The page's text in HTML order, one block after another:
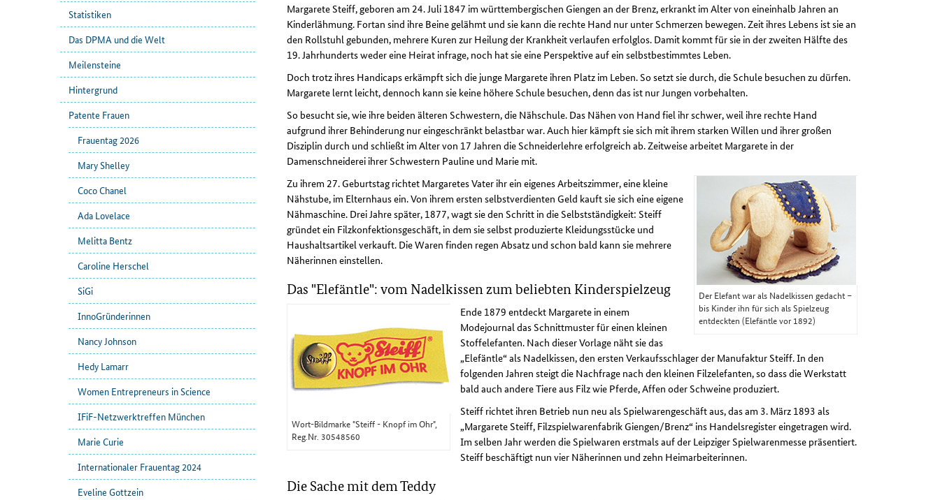
Statistiken
Das DPMA und die Welt
Meilensteine
Hintergrund
Patente Frauen
Frauentag 2026
Mary Shelley
Coco Chanel
Ada Lovelace
Melitta Bentz
Caroline Herschel
SiGi
InnoGründerinnen
Nancy Johnson
Hedy Lamarr
Women Entrepreneurs in Science
IFiF-Netzwerktreffen München
Marie Curie
Internationaler Frauentag 2024
Eveline Gottzein
Margarete Steiff, geboren am 24. Juli 1847 im württembergischen Giengen an der Brenz, erkrankt im Alter von eineinhalb Jahren an
Kinderlähmung. Fortan sind ihre Beine gelähmt und sie kann die rechte Hand nur unter Schmerzen bewegen. Zeit ihres Lebens ist sie an
den Rollstuhl gebunden, mehrere Kuren zur Heilung der Krankheit verlaufen erfolglos. Damit kommt für sie in der zweiten Hälfte des
19. Jahrhunderts weder eine Heirat infrage, noch hat sie eine Perspektive auf ein selbstbestimmtes Leben.
Doch trotz ihres Handicaps erkämpft sich die junge Margarete ihren Platz im Leben. So setzt sie durch, die Schule besuchen zu dürfen.
Margarete lernt leicht, dennoch kann sie keine höhere Schule besuchen, denn das ist nur Jungen vorbehalten.
So besucht sie, wie ihre beiden älteren Schwestern, die Nähschule. Das Nähen von Hand fiel ihr schwer, weil ihre rechte Hand
aufgrund ihrer Behinderung nur eingeschränkt belastbar war. Auch hier kämpft sie sich mit ihrem starken Willen und ihrer großen
Disziplin durch und schließt im Alter von 17 Jahren die Schneiderlehre erfolgreich ab. Zeitweise arbeitet Margarete in der
Damenschneiderei ihrer Schwestern Pauline und Marie mit.
Der Elefant war als Nadelkissen gedacht –
bis Kinder ihn für sich als Spielzeug
entdeckten (Elefäntle vor 1892)
Zu ihrem 27. Geburtstag richtet Margaretes Vater ihr ein eigenes Arbeitszimmer, eine kleine
Nähstube, im Elternhaus ein. Von ihrem ersten selbstverdienten Geld kauft sie sich eine eigene
Nähmaschine. Drei Jahre später, 1877, wagt sie den Schritt in die Selbstständigkeit: Steiff
gründet ein Filzkonfektionsgeschäft, in dem sie selbst produzierte Kleidungsstücke und
Haushaltsartikel verkauft. Die Waren finden regen Absatz und schon bald kann sie mehrere
Näherinnen einstellen.
Das "Elefäntle": vom Nadelkissen zum beliebten Kinderspielzeug
Wort-Bildmarke "Steiff - Knopf im Ohr",
Reg.Nr. 30548560
Ende 1879 entdeckt Margarete in einem
Modejournal das Schnittmuster für einen kleinen
Stoffelefanten. Nach dieser Vorlage näht sie das
„Elefäntle“ als Nadelkissen, den ersten Verkaufsschlager der Manufaktur Steiff. In den
folgenden Jahren steigt die Nachfrage nach den kleinen Filzelefanten, so dass die Werkstatt
bald auch andere Tiere aus Filz wie Pferde, Affen oder Schweine produziert.
Steiff richtet ihren Betrieb nun neu als Spielwarengeschäft aus, das am 3. März 1893 als
„Margarete Steiff, Filzspielwarenfabrik Giengen/Brenz“ ins Handelsregister eingetragen wird.
Im selben Jahr werden die Spielwaren erstmals auf der Leipziger Spielwarenmesse präsentiert.
Steiff beschäftigt nun vier Näherinnen und zehn Heimarbeiterinnen.
Die Sache mit dem Teddy